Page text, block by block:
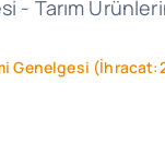
- Tarım
Genelgesi